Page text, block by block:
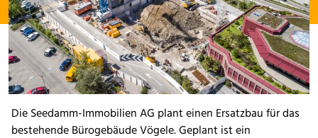
Die Seedamm-Immobilien AG plant einen Ersatzbau für das
bestehende Bürogebäude Vögele. Geplant ist ein